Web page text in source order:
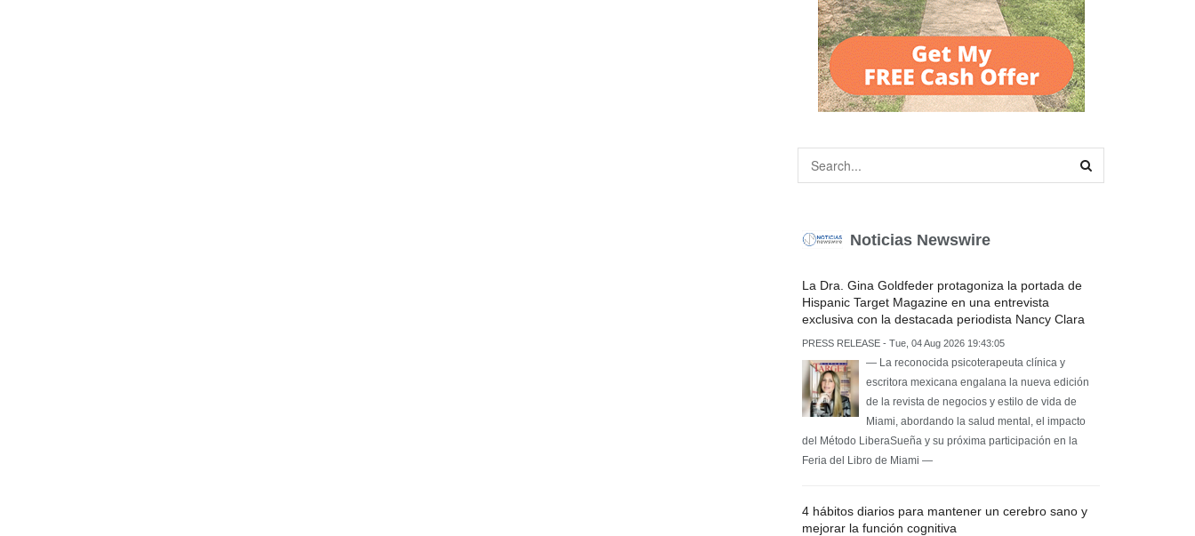
Noticias Newswire
La Dra. Gina Goldfeder protagoniza la portada de
Hispanic Target Magazine en una entrevista
exclusiva con la destacada periodista Nancy Clara
PRESS RELEASE - Tue, 04 Aug 2026 19:43:05
— La reconocida psicoterapeuta clínica y
escritora mexicana engalana la nueva edición
de la revista de negocios y estilo de vida de
Miami, abordando la salud mental, el impacto
del Método LiberaSueña y su próxima participación en la
Feria del Libro de Miami —
4 hábitos diarios para mantener un cerebro sano y
mejorar la función cognitiva